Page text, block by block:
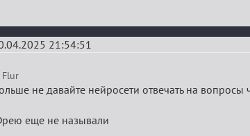
21:54:51
Flur
не давайте нейросети отвечать на вопросы
еще не называли